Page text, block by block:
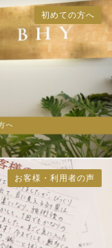
初めての方へ
お客様・利用者の声